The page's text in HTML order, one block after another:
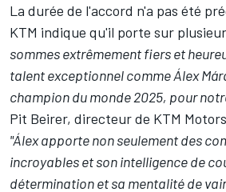
La durée de l'accord n'a pas été
KTM indique qu'il porte sur
sommes extrêmement fiers et
talent exceptionnel comme Álex
champion du monde 2025, pour
Pit Beirer, directeur de KTM
"Álex apporte non seulement des
incroyables et son intelligence de
détermination et sa mentalité de